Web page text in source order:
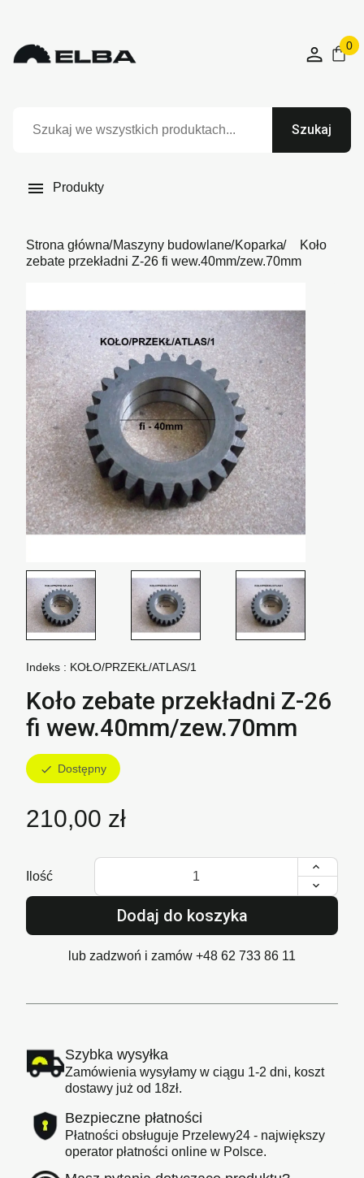
0
Szukaj
 Produkty
Strona główna Maszyny budowlane Koparka
Koło
zebate przekładni Z-26 fi wew.40mm/zew.70mm
Indeks : KOŁO/PRZEKŁ/ATLAS/1
Koło zebate przekładni Z-26
fi wew.40mm/zew.70mm
check Dostępny
210,00 zł
Ilość
Dodaj do koszyka
lub zadzwoń i zamów +48 62 733 86 11
Szybka wysyłka
Zamówienia wysyłamy w ciągu 1-2 dni, koszt
dostawy już od 18zł.
Bezpieczne płatności
Płatności obsługuje Przelewy24 - największy
operator płatności online w Polsce.